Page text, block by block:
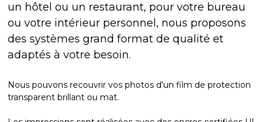
un hôtel ou un restaurant, pour votre bureau
ou votre intérieur personnel, nous proposons
des systèmes grand format de qualité et
adaptés à votre besoin.
Nous pouvons recouvrir vos photos d'un film de protection
transparent brillant ou mat.